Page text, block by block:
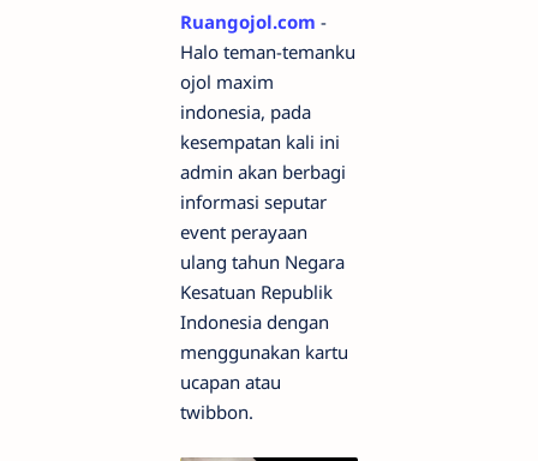
Ruangojol.com -
Halo teman-temanku
ojol maxim
indonesia, pada
kesempatan kali ini
admin akan berbagi
informasi seputar
event perayaan
ulang tahun Negara
Kesatuan Republik
Indonesia dengan
menggunakan kartu
ucapan atau
twibbon.